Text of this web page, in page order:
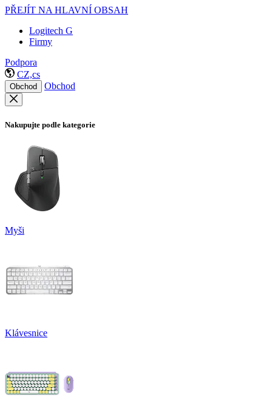
PŘEJÍT NA HLAVNÍ OBSAH
Logitech G
Firmy
Podpora
CZ,cs
Obchod Obchod
Nakupujte podle kategorie
Myši
Klávesnice